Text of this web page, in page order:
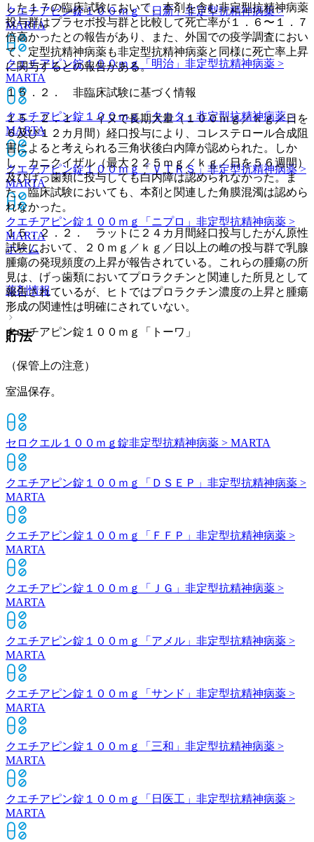
クエチアピン錠１００ｍｇ「日新」非定型抗精神病薬 >
MARTA
クエチアピン錠１００ｍｇ「明治」 非定型抗精神病薬 >
MARTA
クエチアピン錠１００ｍｇ「タカタ」 非定型抗精神病薬 >
MARTA
クエチアピン錠１００ｍｇ「ＶＴＲＳ」 非定型抗精神病薬 >
MARTA
クエチアピン錠１００ｍｇ「ニプロ」 非定型抗精神病薬 >
MARTA
ホーム
薬剤情報
クエチアピン錠１００ｍｇ「トーワ」
した１７の臨床試験において、本剤を含む非定型抗精神病薬
投与群はプラセボ投与群と比較して死亡率が１．６〜１．７
倍高かったとの報告があり、また、外国での疫学調査におい
て、定型抗精神病薬も非定型抗精神病薬と同様に死亡率上昇
に関与するとの報告がある。
１５．２． 非臨床試験に基づく情報
１５．２．１． イヌで長期大量（１００ｍｇ／ｋｇ／日を
６及び１２カ月間）経口投与により、コレステロール合成阻
害によると考えられる三角状後白内障が認められた。しか
し、カニクイザル（最大２２５ｍｇ／ｋｇ／日を５６週間）
及びげっ歯類に投与しても白内障は認められなかった。ま
た、臨床試験においても、本剤と関連した角膜混濁は認めら
れなかった。
１５．２．２． ラットに２４カ月間経口投与したがん原性
試験において、２０ｍｇ／ｋｇ／日以上の雌の投与群で乳腺
腫瘍の発現頻度の上昇が報告されている。これらの腫瘍の所
見は、げっ歯類においてプロラクチンと関連した所見として
報告されているが、ヒトではプロラクチン濃度の上昇と腫瘍
形成の関連性は明確にされていない。
貯法
（保管上の注意）
室温保存。
セロクエル１００ｍｇ錠非定型抗精神病薬 > MARTA
クエチアピン錠１００ｍｇ「ＤＳＥＰ」 非定型抗精神病薬 >
MARTA
クエチアピン錠１００ｍｇ「ＦＦＰ」 非定型抗精神病薬 >
MARTA
クエチアピン錠１００ｍｇ「ＪＧ」 非定型抗精神病薬 >
MARTA
クエチアピン錠１００ｍｇ「アメル」 非定型抗精神病薬 >
MARTA
クエチアピン錠１００ｍｇ「サンド」 非定型抗精神病薬 >
MARTA
クエチアピン錠１００ｍｇ「三和」 非定型抗精神病薬 >
MARTA
クエチアピン錠１００ｍｇ「日医工」 非定型抗精神病薬 >
MARTA